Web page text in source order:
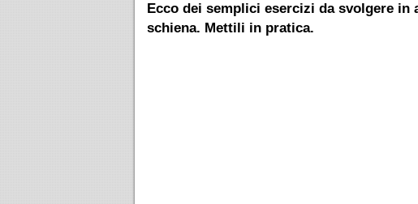
Ecco dei semplici esercizi da svolgere
schiena. Mettili in pratica.